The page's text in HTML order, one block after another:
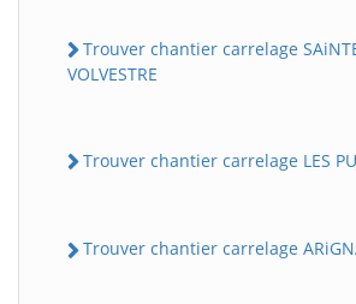
Trouver chantier carrelage
VOLVESTRE
Trouver chantier carrelage LES
Trouver chantier carrelage